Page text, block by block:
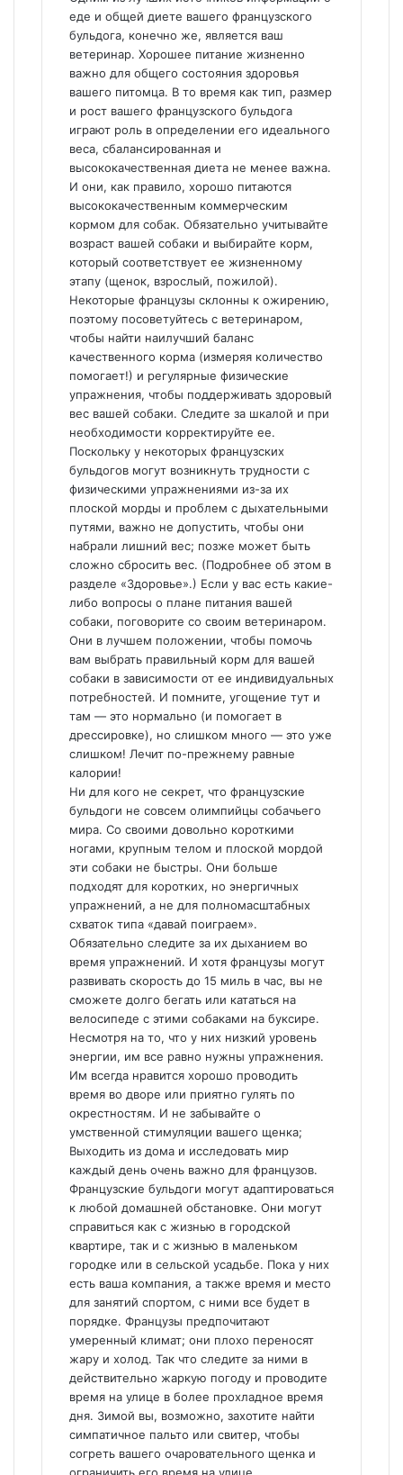
еде и общей диете вашего французского
бульдога, конечно же, является ваш
ветеринар. Хорошее питание жизненно
важно для общего состояния здоровья
вашего питомца. В то время как тип, размер
и рост вашего французского бульдога
играют роль в определении его идеального
веса, сбалансированная и
высококачественная диета не менее важна.
И они, как правило, хорошо питаются
высококачественным коммерческим
кормом для собак. Обязательно учитывайте
возраст вашей собаки и выбирайте корм,
который соответствует ее жизненному
этапу (щенок, взрослый, пожилой).
Некоторые французы склонны к ожирению,
поэтому посоветуйтесь с ветеринаром,
чтобы найти наилучший баланс
качественного корма (измеряя количество
помогает!) и регулярные физические
упражнения, чтобы поддерживать здоровый
вес вашей собаки. Следите за шкалой и при
необходимости корректируйте ее.
Поскольку у некоторых французских
бульдогов могут возникнуть трудности с
физическими упражнениями из-за их
плоской морды и проблем с дыхательными
путями, важно не допустить, чтобы они
набрали лишний вес; позже может быть
сложно сбросить вес. (Подробнее об этом в
разделе «Здоровье».) Если у вас есть какие-
либо вопросы о плане питания вашей
собаки, поговорите со своим ветеринаром.
Они в лучшем положении, чтобы помочь
вам выбрать правильный корм для вашей
собаки в зависимости от ее индивидуальных
потребностей. И помните, угощение тут и
там — это нормально (и помогает в
дрессировке), но слишком много — это уже
слишком! Лечит по-прежнему равные
калории!
Ни для кого не секрет, что французские
бульдоги не совсем олимпийцы собачьего
мира. Со своими довольно короткими
ногами, крупным телом и плоской мордой
эти собаки не быстры. Они больше
подходят для коротких, но энергичных
упражнений, а не для полномасштабных
схваток типа «давай поиграем».
Обязательно следите за их дыханием во
время упражнений. И хотя французы могут
развивать скорость до 15 миль в час, вы не
сможете долго бегать или кататься на
велосипеде с этими собаками на буксире.
Несмотря на то, что у них низкий уровень
энергии, им все равно нужны упражнения.
Им всегда нравится хорошо проводить
время во дворе или приятно гулять по
окрестностям. И не забывайте о
умственной стимуляции вашего щенка;
Выходить из дома и исследовать мир
каждый день очень важно для французов.
Французские бульдоги могут адаптироваться
к любой домашней обстановке. Они могут
справиться как с жизнью в городской
квартире, так и с жизнью в маленьком
городке или в сельской усадьбе. Пока у них
есть ваша компания, а также время и место
для занятий спортом, с ними все будет в
порядке. Французы предпочитают
умеренный климат; они плохо переносят
жару и холод. Так что следите за ними в
действительно жаркую погоду и проводите
время на улице в более прохладное время
дня. Зимой вы, возможно, захотите найти
симпатичное пальто или свитер, чтобы
согреть вашего очаровательного щенка и
ограничить его время на улице.